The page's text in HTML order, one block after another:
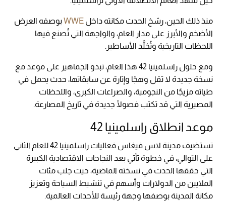
منذ ذلك الحين، رسّخ الحدث مكانته داخل WWEبوصفه العرض
الأضخم والأبرز على مدار العام، والواجهة التي تُصنع فيها
اللحظات التاريخية وتُخلَّد الأساطير.
ومع حلول راسلمينيا 42 هذا العام، تبدو الجماهير على موعد مع
نسخة جديدة لا تقل وهجًا وإثارة عن سابقاتها، حدث يحمل في
طياته مزيجًا من النجومية، والصراعات الكبرى، واللحظات
المصيرية التي قد تكتب فصولًا جديدة في تاريخ المصارعة.
موعد انطلاق راسلمينيا 42
تستضيف مدينة لاس فيغاس فعاليات راسلمينيا 42 للعام الثاني
على التوالي، في خطوة تأتي بعد النجاحات الاقتصادية الكبيرة
التي حققها الحدث في نسخته الماضية، حيث جلب مئات
الملايين من الدولارات وأسهم في تنشيط السياحة وتعزيز
مكانة المدينة بوصفها وجهة رئيسة للأحداث العالمية.